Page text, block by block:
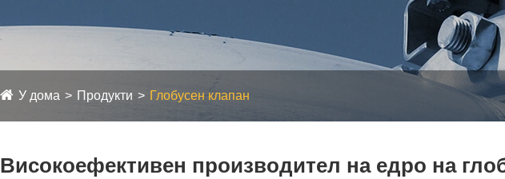
У дома Продукти Глобусен клапан
Високоефективен производител на едро на